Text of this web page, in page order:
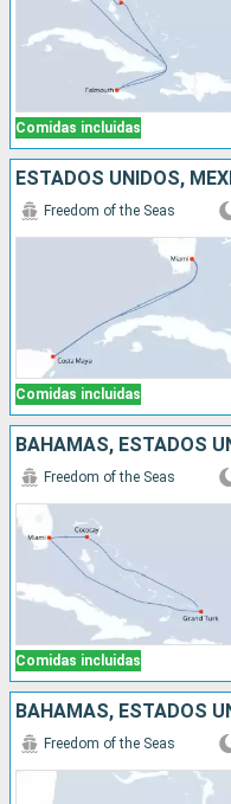
Comidas incluidas
ESTADOS UNIDOS,
Comidas incluidas
Freedom of the Seas
BAHAMAS, ESTADOS
Comidas incluidas
Freedom of the Seas
BAHAMAS, ESTADOS
Freedom of the Seas